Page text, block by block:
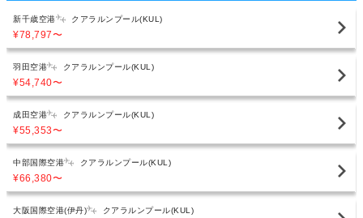
新千歳空港 クアラルンプール(KUL)
¥78,797〜
羽田空港 クアラルンプール(KUL)
¥54,740〜
成田空港 クアラルンプール(KUL)
¥55,353〜
中部国際空港 クアラルンプール(KUL)
¥66,380〜
大阪国際空港(伊丹) クアラルンプール(KUL)